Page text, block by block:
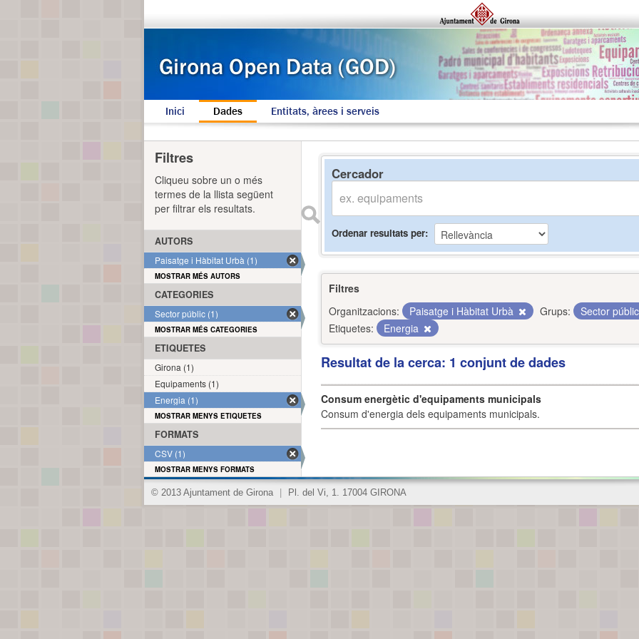
Inici Dades Entitats, àrees i serveis
Cercador
Ordenar resultats per
Filtres
Organitzacions:
Paisatge i Hàbitat Urbà Grups:
Sector
Etiquetes:
Energia
Resultat de la cerca: 1 conjunt de dades
Consum energètic d'equipaments municipals
Consum d'energia dels equipaments municipals.
Filtres
Cliqueu sobre un o més
termes de la llista següent
per filtrar els resultats.
AUTORS
Paisatge i Hàbitat Urbà (1)
MOSTRAR MÉS AUTORS
CATEGORIES
Sector públic (1)
MOSTRAR MÉS CATEGORIES
ETIQUETES
Girona (1)
Equipaments (1)
Energia (1)
MOSTRAR MENYS ETIQUETES
FORMATS
CSV (1)
MOSTRAR MENYS FORMATS
© 2013 Ajuntament de Girona Pl. del Vi, 1. 17004 GIRONA